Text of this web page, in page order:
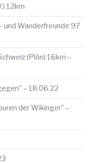
12km
und Wanderfreunde 97
(Plön) 16km –
– 18.06.22
der Wikinger" –